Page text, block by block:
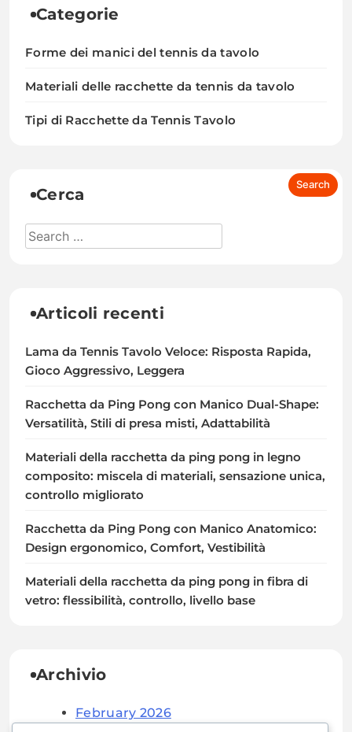
Categorie
Forme dei manici del tennis da tavolo
Materiali delle racchette da tennis da tavolo
Tipi di Racchette da Tennis Tavolo
Cerca
Articoli recenti
Lama da Tennis Tavolo Veloce: Risposta Rapida,
Gioco Aggressivo, Leggera
Racchetta da Ping Pong con Manico Dual-Shape:
Versatilità, Stili di presa misti, Adattabilità
Materiali della racchetta da ping pong in legno
composito: miscela di materiali, sensazione unica,
controllo migliorato
Racchetta da Ping Pong con Manico Anatomico:
Design ergonomico, Comfort, Vestibilità
Materiali della racchetta da ping pong in fibra di
vetro: flessibilità, controllo, livello base
Archivio
February 2026